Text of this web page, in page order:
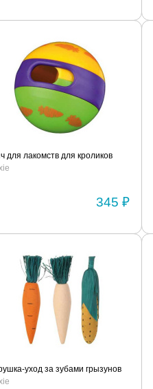
для лакомств для кроликов
345 ₽
уход за зубами грызунов